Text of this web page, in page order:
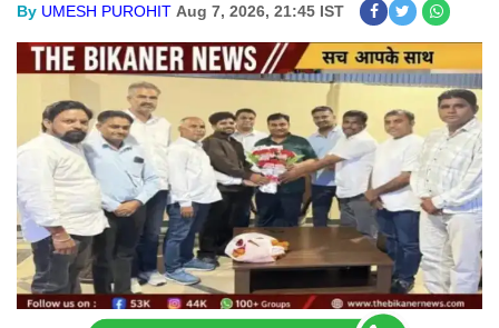
By UMESH PUROHIT Aug 7, 2026, 21:45 IST